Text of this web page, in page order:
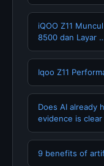
iQOO Z11
8500 dan Layar
Iqoo Z11
Does AI already
evidence is clear
9 benefits of